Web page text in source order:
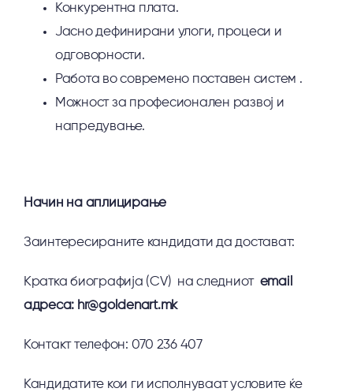
Конкурентна плата.
Јасно дефинирани улоги, процеси и
одговорности.
Работа во современо поставен систем .
Можност за професионален развој и
напредување.
Начин на аплицирање
Заинтересираните кандидати да достават:
Кратка биографија (CV) на следниот email
адреса: hr@goldenart.mk
Контакт телефон: 070 236 407
Кандидатите кои ги исполнуваат условите ќе